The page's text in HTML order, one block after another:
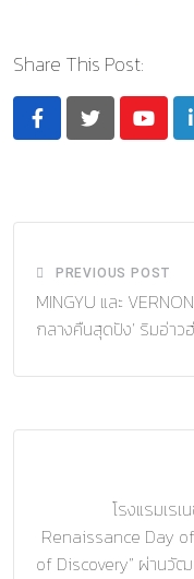
Share This Post:
PREVIOUS POST
MINGYU และ
กลางคืนสุดปัง’ ริมอ่าว
โรงแรมเร
Renaissance Day
of Discovery” ผ่านวั